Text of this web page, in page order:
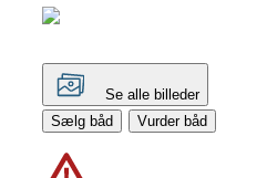
Se alle billeder
Sælg båd
Vurder båd